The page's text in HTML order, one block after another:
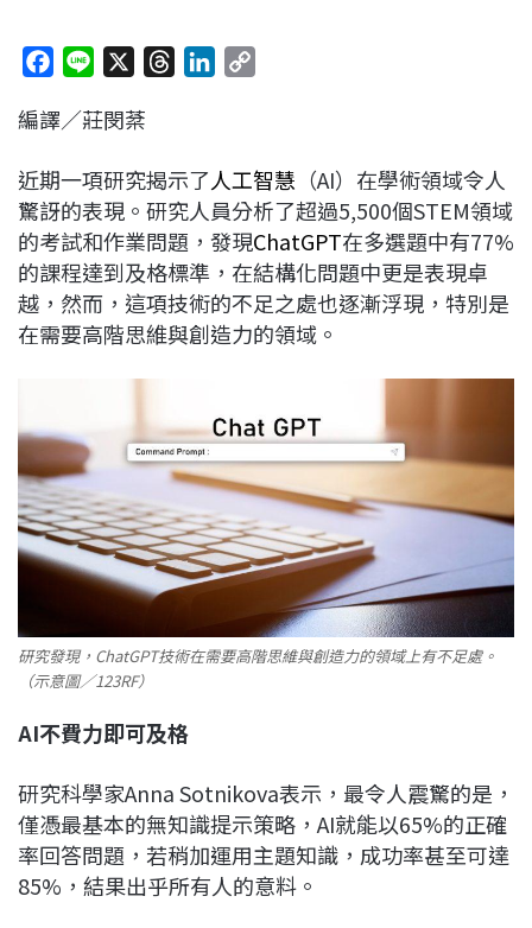
c
b
o
o
k
n
a
d
s
e
d
I
n
L
i
n
k
編譯／莊閔棻
近期一項研究揭示了人工智慧 （AI）在學術領域令人
驚訝的表現。研究人員分析了超過5,500個STEM領域
的考試和作業問題，發現ChatGPT在多選題中有77%
的課程達到及格標準，在結構化問題中更是表現卓
越，然而，這項技術的不足之處也逐漸浮現，特別是
在需要高階思維與創造力的領域。
研究發現，ChatGPT技術在需要高階思維與創造力的領域上有不足處。
（示意圖／123RF）
AI不費力即可及格
研究科學家Anna Sotnikova表示，最令人震驚的是，
僅憑最基本的無知識提示策略，AI就能以65%的正確
率回答問題，若稍加運用主題知識，成功率甚至可達
85%，結果出乎所有人的意料。